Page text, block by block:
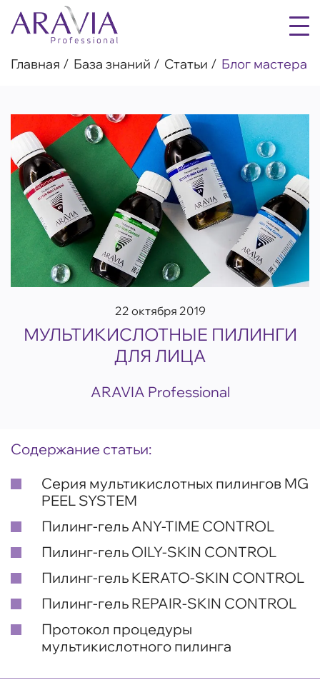
Главная База знаний Статьи Блог мастера
22 октября 2019
МУЛЬТИКИСЛОТНЫЕ ПИЛИНГИ
ДЛЯ ЛИЦА
ARAVIA Professional
Содержание статьи:
Серия мультикислотных пилингов MG
PEEL SYSTEM
Пилинг-гель ANY-TIME CONTROL
Пилинг-гель OILY-SKIN CONTROL
Пилинг-гель KERATO-SKIN CONTROL
Пилинг-гель REPAIR-SKIN CONTROL
Протокол процедуры
мультикислотного пилинга